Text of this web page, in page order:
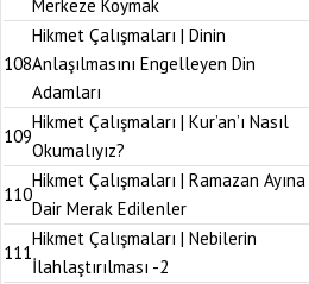
Merkeze Koymak
108
Hikmet Çalışmaları | Dinin
Anlaşılmasını Engelleyen Din
Adamları
109
Hikmet Çalışmaları | Kur’an’ı Nasıl
Okumalıyız?
110
Hikmet Çalışmaları | Ramazan Ayına
Dair Merak Edilenler
111
Hikmet Çalışmaları | Nebilerin
İlahlaştırılması -2